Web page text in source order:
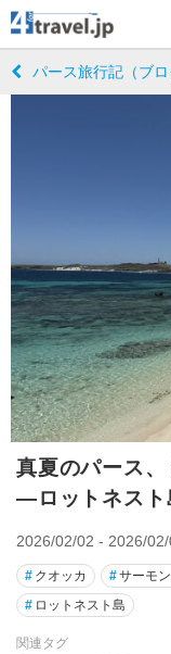
パース旅行記（ブ
真夏のパース
―ロットネス
2026/02/02 - 2026/02/
# クオッカ #サーモ
# ロットネスト島
関連タグ